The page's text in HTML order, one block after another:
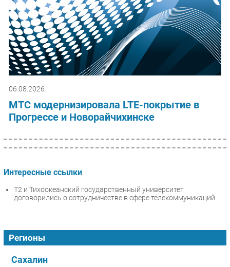
06.08.2026
МТС модернизировала LTE-покрытие в
Прогрессе и Новорайчихинске
Интересные ссылки
T2 и Тихоокеанский государственный университет
договорились о сотрудничестве в сфере телекоммуникаций
Регионы
Сахалин